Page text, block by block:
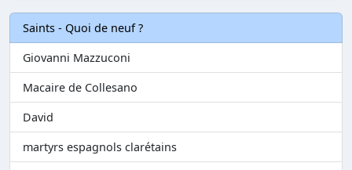
Saints - Quoi de neuf ?
Giovanni Mazzuconi
Macaire de Collesano
David
martyrs espagnols clarétains